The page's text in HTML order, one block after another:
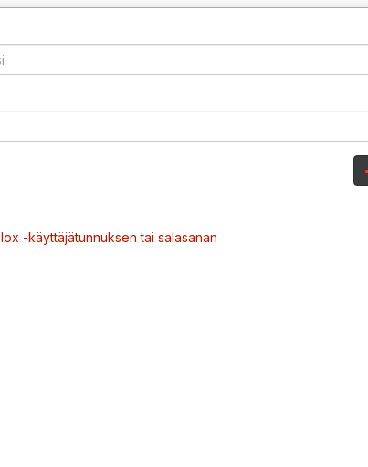
-käyttäjätunnuksen tai salasanan